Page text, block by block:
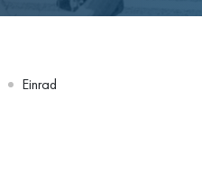
Einrad